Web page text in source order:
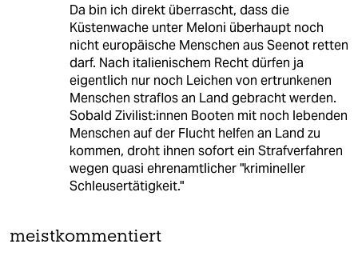
Da bin ich direkt überrascht, dass die
Küstenwache unter Meloni überhaupt noch
nicht europäische Menschen aus Seenot retten
darf. Nach italienischem Recht dürfen ja
eigentlich nur noch Leichen von ertrunkenen
Menschen straflos an Land gebracht werden.
Sobald Zivilist:innen Booten mit noch lebenden
Menschen auf der Flucht helfen an Land zu
kommen, droht ihnen sofort ein Strafverfahren
wegen quasi ehrenamtlicher "krimineller
Schleusertätigkeit."
meistkommentiert